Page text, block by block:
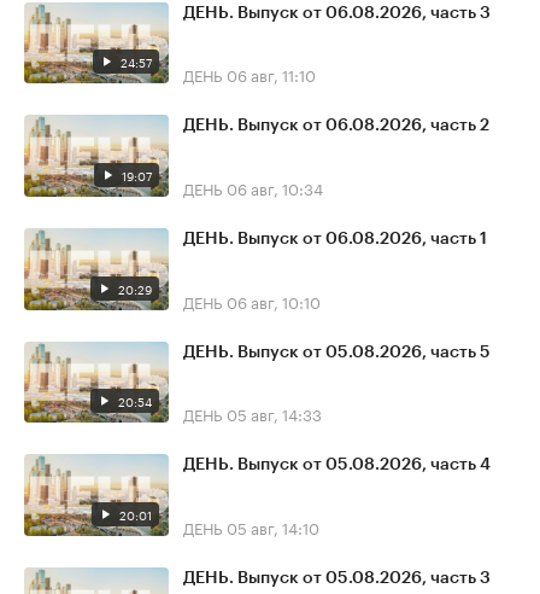
24:57
ДЕНЬ. Выпуск от 06.08.2026, часть 3
ДЕНЬ 06 авг, 11:10
19:07
ДЕНЬ. Выпуск от 06.08.2026, часть 2
ДЕНЬ 06 авг, 10:34
20:29
ДЕНЬ. Выпуск от 06.08.2026, часть 1
ДЕНЬ 06 авг, 10:10
20:54
ДЕНЬ. Выпуск от 05.08.2026, часть 5
ДЕНЬ 05 авг, 14:33
20:01
ДЕНЬ. Выпуск от 05.08.2026, часть 4
ДЕНЬ 05 авг, 14:10
ДЕНЬ. Выпуск от 05.08.2026, часть 3